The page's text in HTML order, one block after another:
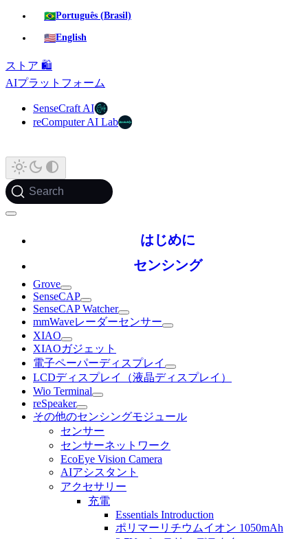
🇧🇷Português (Brasil)
🇺🇸English
ストア 🛍️
AIプラットフォーム
SenseCraft AI
reComputer AI Lab
Search
はじめに
センシング
Grove
SenseCAP
SenseCAP Watcher
mmWaveレーダーセンサー
XIAO
XIAOガジェット
電子ペーパーディスプレイ
LCDディスプレイ（液晶ディスプレイ）
Wio Terminal
reSpeaker
その他のセンシングモジュール
センサー
センサーネットワーク
EcoEye Vision Camera
AIアシスタント
アクセサリー
充電
Essentials Introduction
ポリマーリチウムイオン 1050mAh